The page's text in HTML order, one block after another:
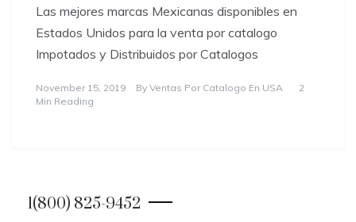
Las mejores marcas Mexicanas disponibles en
Estados Unidos para la venta por catalogo
Impotados y Distribuidos por Catalogos
November 15, 2019 By Ventas Por Catalogo En USA
2
Min Reading
1(800) 825-9452